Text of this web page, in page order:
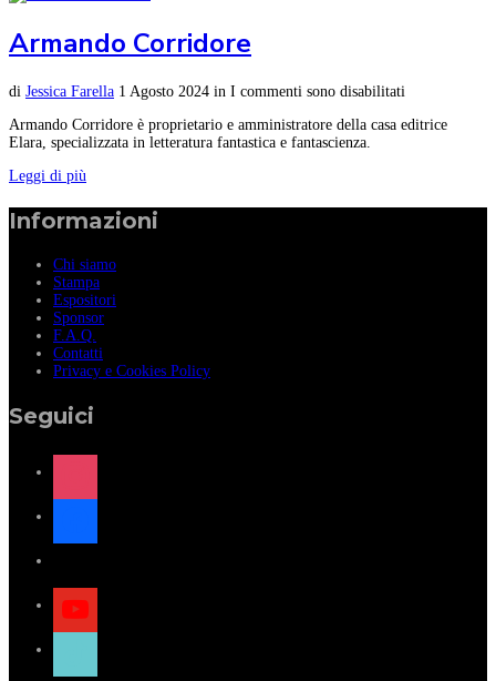
Armando Corridore
di Jessica Farella 1 Agosto 2024 in I commenti sono disabilitati
Armando Corridore è proprietario e amministratore della casa editrice
Elara, specializzata in letteratura fantastica e fantascienza.
Leggi di più
Informazioni
Chi siamo
Stampa
Espositori
Sponsor
F.A.Q.
Contatti
Privacy e Cookies Policy
Seguici
instagram
facebook
x
youtube
tiktok